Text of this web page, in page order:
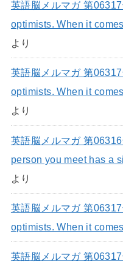
英語脳メルマガ 第
optimists. When it
より
英語脳メルマガ 第
optimists. When it
より
英語脳メルマガ 第
person you meet has a
より
英語脳メルマガ 第
optimists. When it
英語脳メルマガ 第